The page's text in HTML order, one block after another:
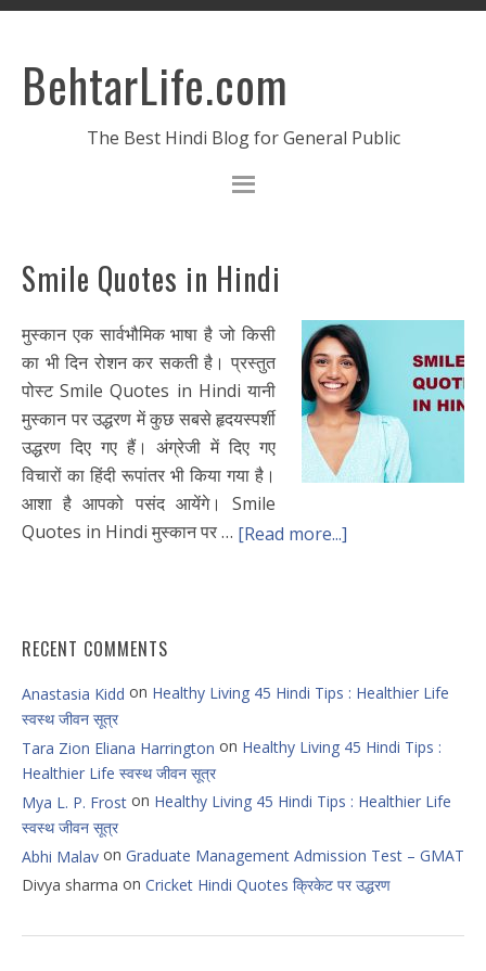
BehtarLife.com
The Best Hindi Blog for General Public
Smile Quotes in Hindi
मुस्कान एक सार्वभौमिक भाषा है जो किसी
का भी दिन रोशन कर सकती है। प्रस्तुत
पोस्ट Smile Quotes in Hindi यानी
मुस्कान पर उद्धरण में कुछ सबसे हृदयस्पर्शी
उद्धरण दिए गए हैं। अंग्रेजी में दिए गए
विचारों का हिंदी रूपांतर भी किया गया है।
आशा है आपको पसंद आयेंगे। Smile
Quotes in Hindi मुस्कान पर … [Read more...]
RECENT COMMENTS
Anastasia Kidd on Healthy Living 45 Hindi Tips : Healthier Life
स्वस्थ जीवन सूत्र
Tara Zion Eliana Harrington on Healthy Living 45 Hindi Tips :
Healthier Life स्वस्थ जीवन सूत्र
Mya L. P. Frost on Healthy Living 45 Hindi Tips : Healthier Life
स्वस्थ जीवन सूत्र
Abhi Malav on Graduate Management Admission Test – GMAT
Divya sharma on Cricket Hindi Quotes क्रिकेट पर उद्धरण